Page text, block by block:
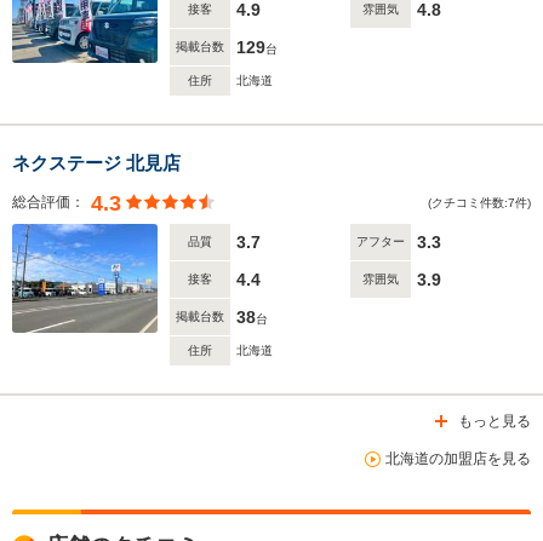
接客 4.9 雰囲気 4.8
掲載台数 129台
住所 北海道
ネクステージ 北見店
総合評価： 4.3 (クチコミ件数:7件)
品質 3.7 アフター 3.3
接客 4.4 雰囲気 3.9
掲載台数 38台
住所 北海道
もっと見る
北海道の加盟店を見る